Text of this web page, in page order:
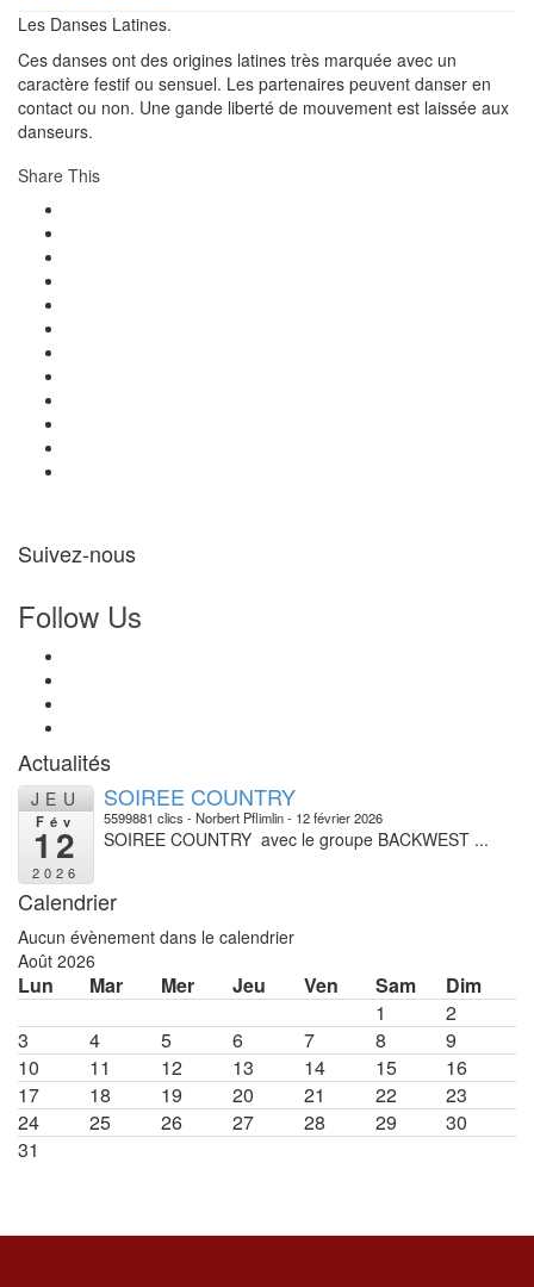
Les Danses Latines.
Ces danses ont des origines latines très marquée avec un
caractère festif ou sensuel. Les partenaires peuvent danser en
contact ou non. Une gande liberté de mouvement est laissée aux
danseurs.
Share This
Suivez-nous
Follow Us
Actualités
JEU
Fév
12
2026
SOIREE COUNTRY
5599881 clics Norbert Pflimlin 12 février 2026
SOIREE COUNTRY avec le groupe BACKWEST ...
Calendrier
Aucun évènement dans le calendrier
Août 2026
Lun Mar Mer Jeu Ven Sam
Dim
1
2
3
4 5 6 7 8
9
10
11 12 13 14 15
16
17
18 19 20 21 22
23
24
25 26 27 28 29
30
31